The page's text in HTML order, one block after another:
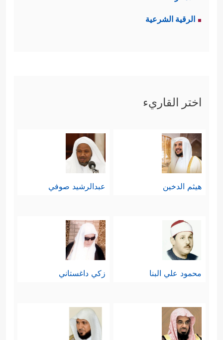
الرقية الشرعية
اختر القاريء
هيثم الدخين عبدالرشيد صوفي
محمود علي البنا زكي داغستاني